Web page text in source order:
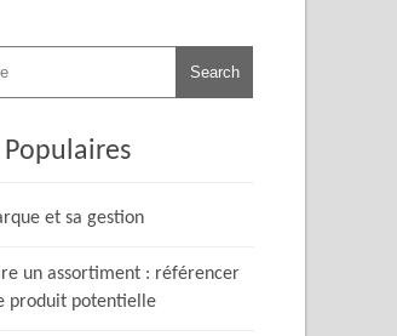
et sa gestion
un assortiment : référencer
produit potentielle